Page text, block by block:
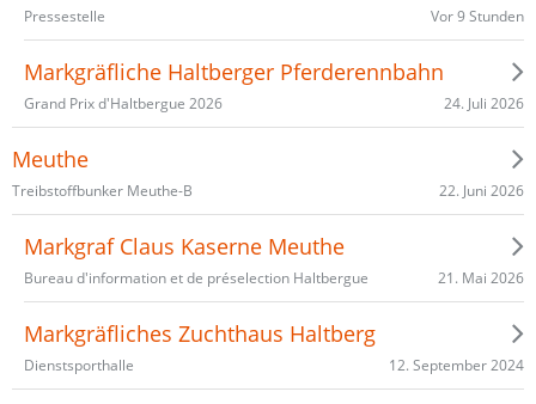
Pressestelle Vor 9 Stunden
Markgräfliche Haltberger Pferderennbahn
Grand Prix d'Haltbergue​ 2026 24. Juli 2026
Meuthe
Treibstoffbunker Meuthe-B 22. Juni 2026
Markgraf Claus Kaserne Meuthe
Bureau d'information et de préselection Haltbergue 21. Mai 2026
Markgräfliches Zuchthaus Haltberg
Dienstsporthalle 12. September 2024